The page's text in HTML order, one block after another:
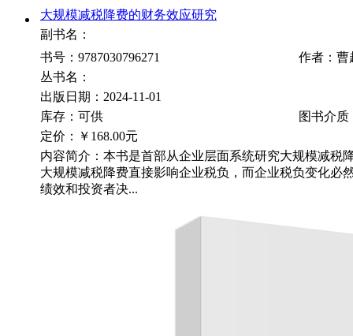
大规模减税降费的财务效应研究
副书名：
书号：9787030796271
作者：曹
丛书名：
出版日期：2024-11-01
库存：可供
图书介质
定价：
￥168.00元
内容简介：本书是首部从企业层面系统研究大规模减税
大规模减税降费直接影响企业税负，而企业税负变化必
绩效和投资者决...